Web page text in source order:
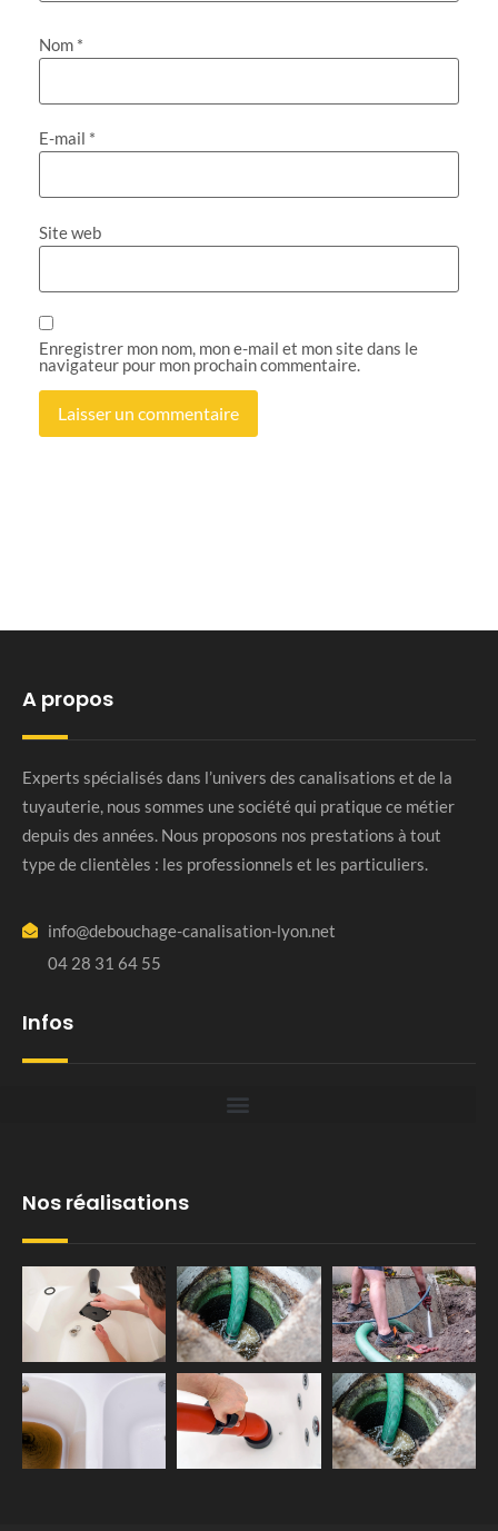
Nom *
E-mail *
Site web
Enregistrer mon nom, mon e-mail et mon site dans le
navigateur pour mon prochain commentaire.
A propos
Experts spécialisés dans l’univers des canalisations et de la
tuyauterie, nous sommes une société qui pratique ce métier
depuis des années. Nous proposons nos prestations à tout
type de clientèles : les professionnels et les particuliers.
info@debouchage-canalisation-lyon.net
04 28 31 64 55
Infos
Nos réalisations